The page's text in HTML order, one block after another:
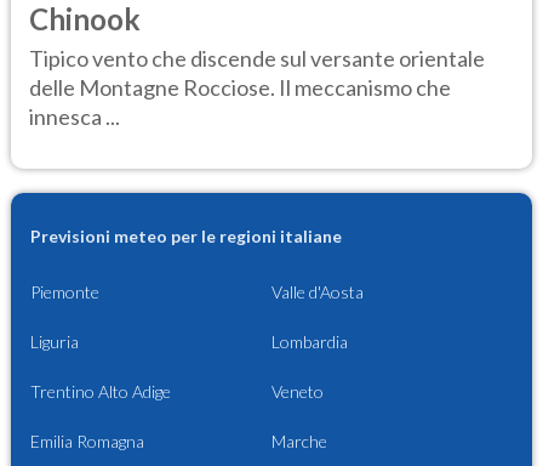
Chinook
Tipico vento che discende sul versante orientale
delle Montagne Rocciose. Il meccanismo che
innesca ...
Previsioni meteo per le regioni italiane
Piemonte Valle d'Aosta
Liguria Lombardia
Trentino Alto Adige Veneto
Emilia Romagna Marche